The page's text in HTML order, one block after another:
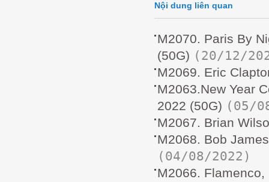
Nội dung liên quan
M2070. Paris By
(50G) (20/12/
M2069. Eric
M2063.New Year
2022 (50G) (05/
M2067. Brian
M2068. Bob
(04/08/2022)
M2066.